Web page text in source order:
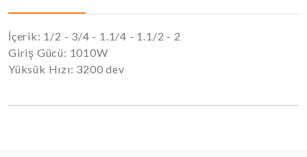
İçerik: 1/2 - 3/4 - 1.1/4 - 1.1/2 - 2
Giriş Gücü: 1010W
Yüksük Hızı: 3200 dev